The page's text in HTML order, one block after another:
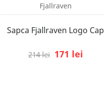
Fjallraven
Sapca Fjallraven Logo Cap
214 lei 171 lei